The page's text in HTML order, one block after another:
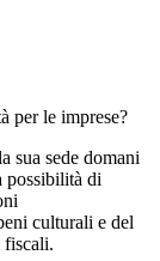
per le imprese?
sua sede domani
possibilità di
culturali e del
fiscali.